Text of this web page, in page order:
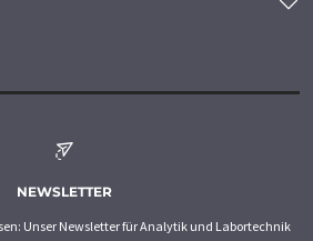
NEWSLETTER
Unser Newsletter für Analytik und Labortechnik